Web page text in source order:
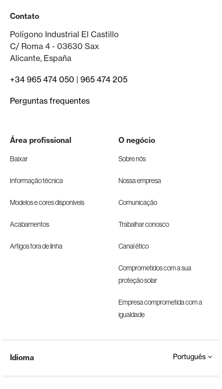
Contato
Polígono Industrial El Castillo
C/ Roma 4 - 03630 Sax
Alicante, España
+34 965 474 050 | 965 474 205
Perguntas frequentes
Área profissional
Baixar
Informação técnica
Modelos e cores disponíveis
Acabamentos
Artigos fora de linha
O negócio
Sobre nós
Nossa empresa
Comunicação
Trabalhar conosco
Canal ético
Comprometidos com a sua
proteção solar
Empresa comprometida com a
igualdade
Idioma Português